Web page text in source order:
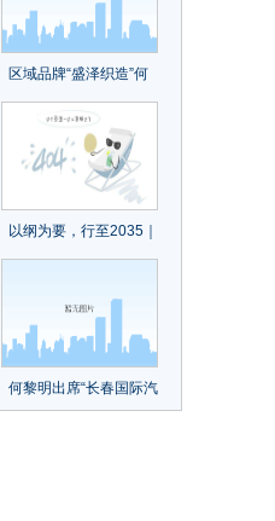
区域品牌“盛泽织造”何
以快速崛起？
以纲为要，行至2035｜
揭秘现代化产业体系中
何黎明出席“长春国际汽
车城&一汽物流杯”第八